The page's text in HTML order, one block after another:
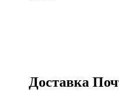
Доставка